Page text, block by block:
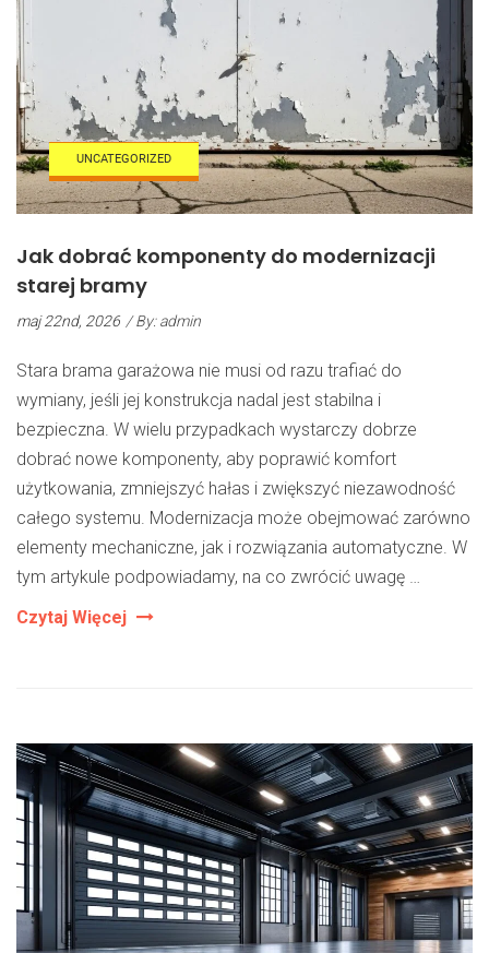
Zastosowanie
Dobór
Do
Systemu
UNCATEGORIZED
Jak dobrać komponenty do modernizacji
starej bramy
maj 22nd, 2026 / By: admin
Stara brama garażowa nie musi od razu trafiać do
wymiany, jeśli jej konstrukcja nadal jest stabilna i
bezpieczna. W wielu przypadkach wystarczy dobrze
dobrać nowe komponenty, aby poprawić komfort
użytkowania, zmniejszyć hałas i zwiększyć niezawodność
całego systemu. Modernizacja może obejmować zarówno
elementy mechaniczne, jak i rozwiązania automatyczne. W
tym artykule podpowiadamy, na co zwrócić uwagę …
Czytaj Więcej Jak
Starej
Bramy